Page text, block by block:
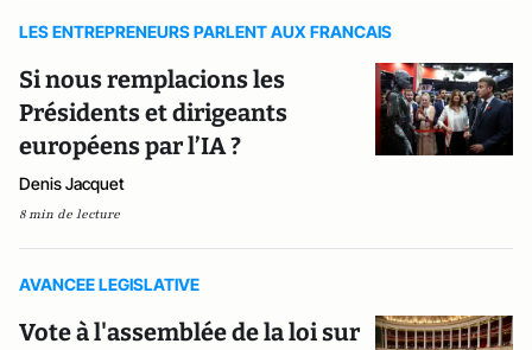
LES ENTREPRENEURS PARLENT AUX FRANCAIS
Si nous remplacions les
Présidents et dirigeants
européens par l’IA ?
Denis Jacquet
8 min de lecture
AVANCEE LEGISLATIVE
Vote à l'assemblée de la loi sur